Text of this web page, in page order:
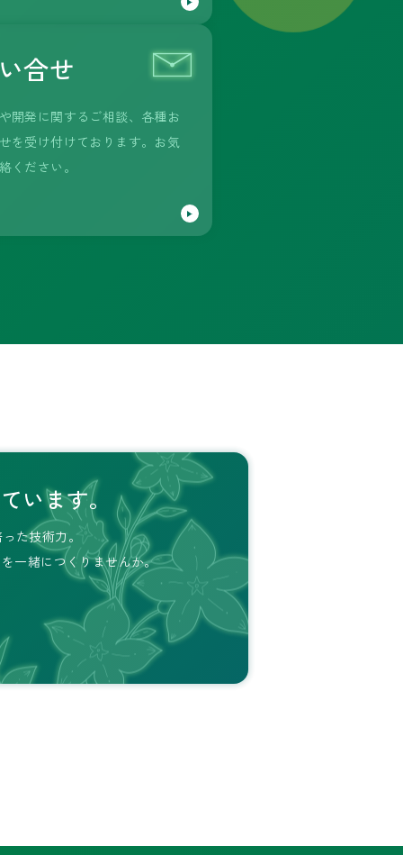
合せ
開発に関するご相談、各種お
を受け付けております。お気
ください。
います。
た技術力。
一緒につくりませんか。